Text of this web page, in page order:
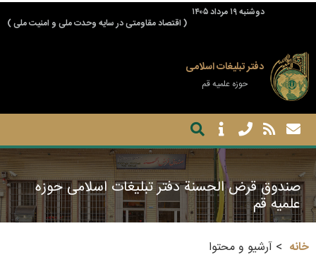
دوشنبه ۱۹ مرداد ۱۴۰۵
( اقتصاد مقاومتی در سایه وحدت ملی و امنیت ملی )
دفتر تبلیغات اسلامی
حوزه علمیه قم
صندوق قرض الحسنة دفتر تبلیغات اسلامی حوزه
علمیه قم
خانه آرشیو و محتوا